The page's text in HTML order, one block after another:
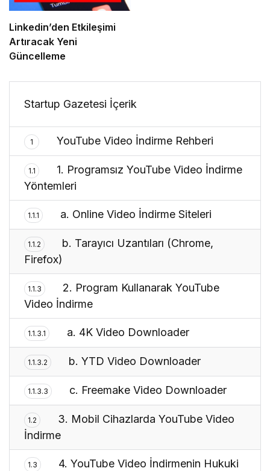
Linkedin’den Etkileşimi
Artıracak Yeni
Güncelleme
Startup Gazetesi İçerik
1 YouTube Video İndirme Rehberi
1.1
1. Programsız YouTube Video İndirme
Yöntemleri
1.1.1 a. Online Video İndirme Siteleri
1.1.2
b. Tarayıcı Uzantıları (Chrome,
Firefox)
1.1.3
2. Program Kullanarak YouTube
Video İndirme
1.1.3.1 a. 4K Video Downloader
1.1.3.2 b. YTD Video Downloader
1.1.3.3 c. Freemake Video Downloader
1.2
3. Mobil Cihazlarda YouTube Video
İndirme
1.3
4. YouTube Video İndirmenin Hukuki